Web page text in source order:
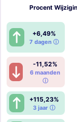
Procent
+6,49%
7 dagen ⓘ
-11,52%
6 maanden
ⓘ
+115,23%
3 jaar ⓘ